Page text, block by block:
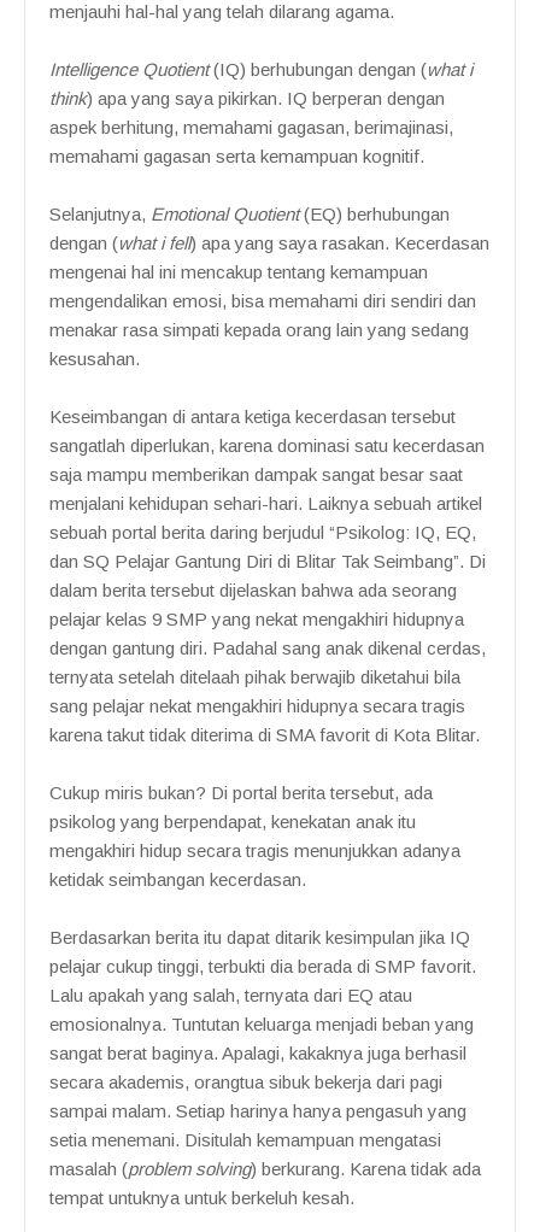
menjauhi hal-hal yang telah dilarang agama.
Intelligence Quotient(IQ) berhubungan dengan (what i
think) apa yang saya pikirkan. IQ berperan dengan
aspek berhitung, memahami gagasan, berimajinasi,
memahami gagasan serta kemampuan kognitif.
Selanjutnya, Emotional Quotient(EQ) berhubungan
dengan (what i fell) apa yang saya rasakan. Kecerdasan
mengenai hal ini mencakup tentang kemampuan
mengendalikan emosi, bisa memahami diri sendiri dan
menakar rasa simpati kepada orang lain yang sedang
kesusahan.
Keseimbangan di antara ketiga kecerdasan tersebut
sangatlah diperlukan, karena dominasi satu kecerdasan
saja mampu memberikan dampak sangat besar saat
menjalani kehidupan sehari-hari. Laiknya sebuah artikel
sebuah portal berita daring berjudul “Psikolog: IQ, EQ,
dan SQ Pelajar Gantung Diri di Blitar Tak Seimbang”. Di
dalam berita tersebut dijelaskan bahwa ada seorang
pelajar kelas 9 SMP yang nekat mengakhiri hidupnya
dengan gantung diri. Padahal sang anak dikenal cerdas,
ternyata setelah ditelaah pihak berwajib diketahui bila
sang pelajar nekat mengakhiri hidupnya secara tragis
karena takut tidak diterima di SMA favorit di Kota Blitar.
Cukup miris bukan? Di portal berita tersebut, ada
psikolog yang berpendapat, kenekatan anak itu
mengakhiri hidup secara tragis menunjukkan adanya
ketidak seimbangan kecerdasan.
Berdasarkan berita itu dapat ditarik kesimpulan jika IQ
pelajar cukup tinggi, terbukti dia berada di SMP favorit.
Lalu apakah yang salah, ternyata dari EQ atau
emosionalnya. Tuntutan keluarga menjadi beban yang
sangat berat baginya. Apalagi, kakaknya juga berhasil
secara akademis, orangtua sibuk bekerja dari pagi
sampai malam. Setiap harinya hanya pengasuh yang
setia menemani. Disitulah kemampuan mengatasi
masalah (problem solving) berkurang. Karena tidak ada
tempat untuknya untuk berkeluh kesah.